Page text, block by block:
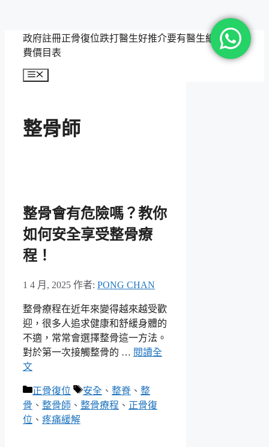
政府註冊正骨復位跌打醫生好推介要有醫生紙，附收
費價目表
選
整骨師
整骨會有危險嗎？教你
如何安全享受整骨療
程！
1 4 月, 2025 作者: PONG CHAN
整骨療程在近年來變得越來越受歡
迎，很多人追求健康和舒緩身體的
不適，常常會選擇整骨這一方法。
對於第一次接觸整骨的 … 閱讀全
文
分
類
正骨復位
標
籤
安全 、 整脊 、 整
骨 、 整骨師 、 整骨療程 、 正骨復
位 、 疼痛緩解